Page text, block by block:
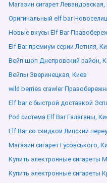
Магазин сигарет Левандовская,
Оригинальный elf bar
Новые вкусы Elf Bar
Elf Bar премиум серии Летняя,
Вейп шоп Днепровский район,
Вейпы Зверинецкая, Киев
wild berries crawler
Elf bar с быстрой доставкой
Pod система Elf Bar Галаганы,
Elf Bar со скидкой Липский
Магазин сигарет Гусовського,
Купить электронные сигареты
Купить электронные сигареты